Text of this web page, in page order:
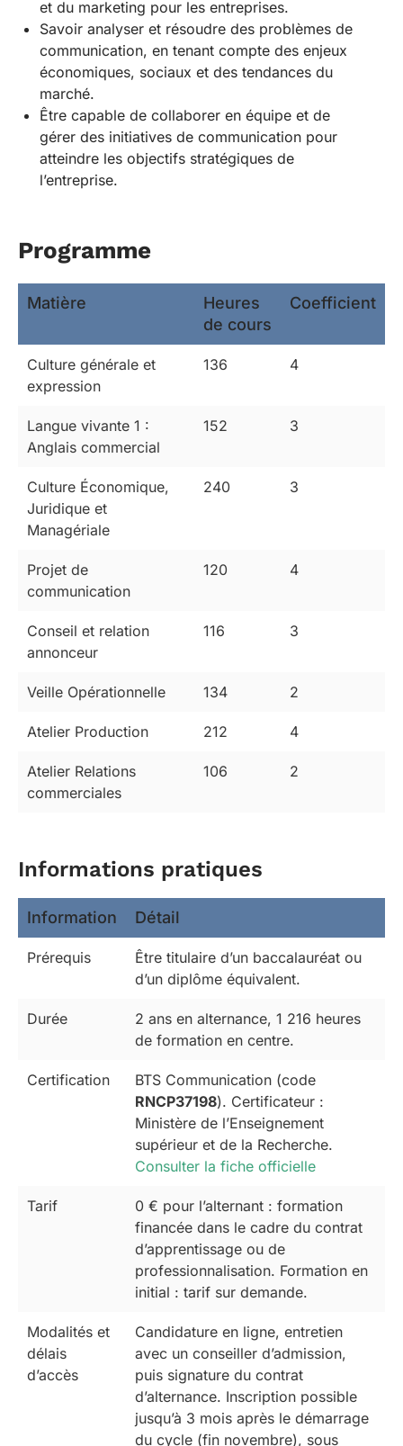
et du marketing pour les entreprises.
Savoir analyser et résoudre des problèmes de
communication, en tenant compte des enjeux
économiques, sociaux et des tendances du
marché.
Être capable de collaborer en équipe et de
gérer des initiatives de communication pour
atteindre les objectifs stratégiques de
l’entreprise.
Programme
Matière
Heures
de cours
Coefficient
Culture générale et
expression
136 4
Langue vivante 1 :
Anglais commercial
152 3
Culture Économique,
Juridique et
Managériale
240 3
Projet de
communication
120 4
Conseil et relation
annonceur
116 3
Veille Opérationnelle 134 2
Atelier Production 212 4
Atelier Relations
commerciales
106 2
Informations pratiques
Information Détail
Prérequis
Être titulaire d’un baccalauréat ou
d’un diplôme équivalent.
Durée
2 ans en alternance, 1 216 heures
de formation en centre.
Certification
BTS Communication (code
RNCP37198). Certificateur :
Ministère de l’Enseignement
supérieur et de la Recherche.
Consulter la fiche officielle
Tarif
0 € pour l’alternant : formation
financée dans le cadre du contrat
d’apprentissage ou de
professionnalisation. Formation en
initial : tarif sur demande.
Modalités et
délais
d’accès
Candidature en ligne, entretien
avec un conseiller d’admission,
puis signature du contrat
d’alternance. Inscription possible
jusqu’à 3 mois après le démarrage
du cycle (fin novembre), sous